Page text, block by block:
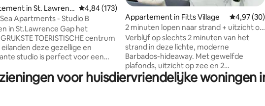
van 4,97 uit 5, 34 recensies
in St. Lawrenc
Gemiddelde beoordeling van 4,84 uit 5, 173 recensies
4,84 (173)
Apartments - Studio B
in St.Lawrence Gap het
TOERISTISCHE centrum
eilanden deze gezellige en
studio is perfect voor een
LOPEN naar het strand,
nachtleven,tal van geweldige
Appartement in Fitts Village
4,97 (30)
2 minuten lopen naar strand + uitzicht op
zee
Verblijf op slechts 2 minuten van het
strand in deze lichte, moderne
Barbados-hideaway. Met gewelfde
plafonds, uitzicht op zee en 2
comfortabele kingsize slaapkamers is dit
de perfecte plek om te ontspannen. De
voor huisdiervriendelijke woningen